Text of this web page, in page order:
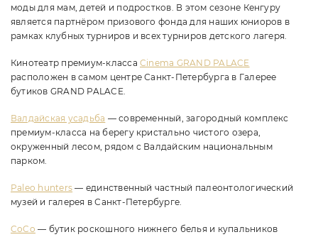
моды для мам, детей и подростков. В этом сезоне Кенгуру
является партнёром призового фонда для наших юниоров в
рамках клубных турниров и всех турниров детского лагеря.
Кинотеатр премиум-классаCinema GRAND PALACE
расположен в самом центре Санкт-Петербурга в Галерее
бутиков GRAND PALACE.
Валдайская усадьба — современный, загородный комплекс
премиум-класса на берегу кристально чистого озера,
окруженный лесом, рядом с Валдайским национальным
парком.
Paleo hunters — единственный частный палеонтологический
музей и галерея в Санкт-Петербурге.
CoCo — бутик роскошного нижнего белья и купальников